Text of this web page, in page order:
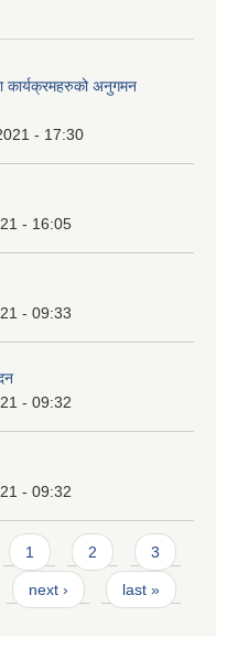
कार्यक्रमहरुको अनुगमन
- 17:30
- 16:05
- 09:33
- 09:32
- 09:32
1 2 3
next › last »